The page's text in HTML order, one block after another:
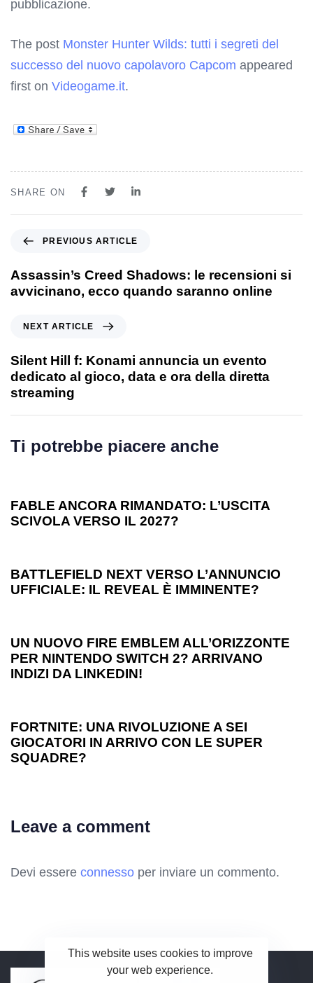
pubblicazione.
The post Monster Hunter Wilds: tutti i segreti del
successo del nuovo capolavoro Capcom appeared
first on Videogame.it.
SHARE ON
PREVIOUS ARTICLE
Assassin’s Creed Shadows: le recensioni si
avvicinano, ecco quando saranno online
NEXT ARTICLE
Silent Hill f: Konami annuncia un evento
dedicato al gioco, data e ora della diretta
streaming
Ti potrebbe piacere anche
FABLE ANCORA RIMANDATO: L’USCITA
SCIVOLA VERSO IL 2027?
BATTLEFIELD NEXT VERSO L’ANNUNCIO
UFFICIALE: IL REVEAL È IMMINENTE?
UN NUOVO FIRE EMBLEM ALL’ORIZZONTE
PER NINTENDO SWITCH 2? ARRIVANO
INDIZI DA LINKEDIN!
FORTNITE: UNA RIVOLUZIONE A SEI
GIOCATORI IN ARRIVO CON LE SUPER
SQUADRE?
Leave a comment
Devi essere connesso per inviare un commento.
This website uses cookies to improve
your web experience.